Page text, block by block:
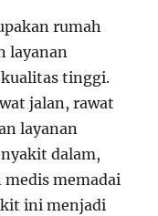
rumah
layanan
tinggi.
jalan, rawat
layanan
dalam,
medis memadai
ini menjadi